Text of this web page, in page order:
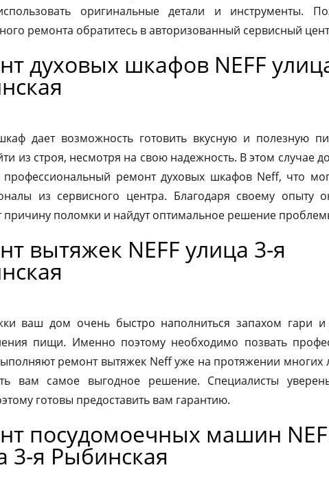
оригинальные детали и инструменты.
ремонта обратитесь в авторизованный сервисный
духовых шкафов NEFF
дает возможность готовить вкусную и полезную
из строя, несмотря на свою надежность. В этом случае
ремонт духовых шкафов Neff, что
из сервисного центра. Благодаря своему опыту
причину поломки и найдут оптимальное решение
вытяжек NEFF улица 3-я
ваш дом очень быстро наполниться запахом гари
пищи. Именно поэтому необходимо позвать
ремонт вытяжек Neff уже на протяжении многих
вам самое выгодное решение. Специалисты
готовы предоставить вам гарантию.
посудомоечных машин
3-я Рыбинская